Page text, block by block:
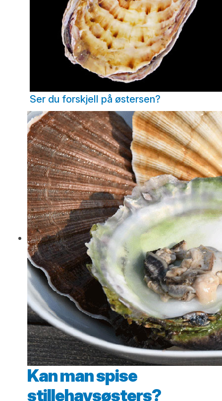
Ser du forskjell på østersen?
Kan man spise
stillehavsøsters?